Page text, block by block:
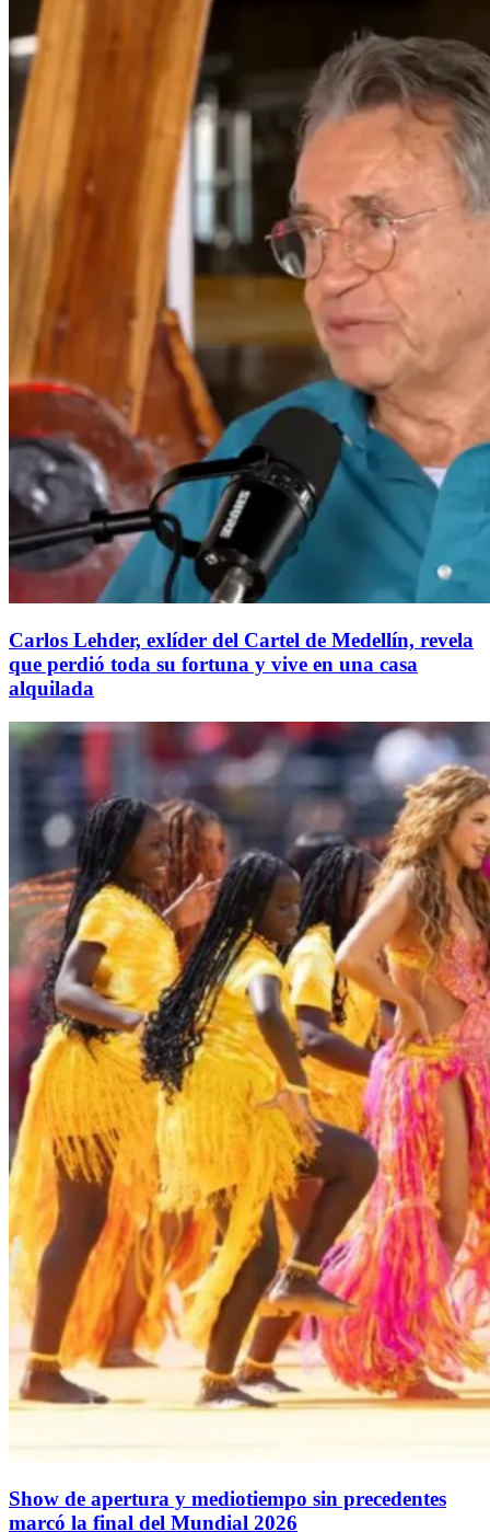
Carlos Lehder, exlíder del Cartel de Medellín, revela
que perdió toda su fortuna y vive en una casa
alquilada
Show de apertura y mediotiempo sin precedentes
marcó la final del Mundial 2026